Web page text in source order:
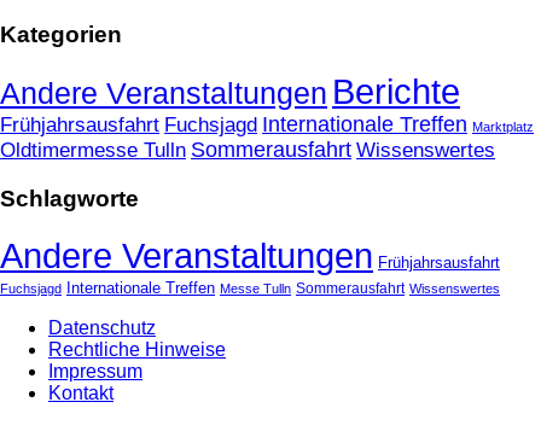
Kategorien
Andere Veranstaltungen Berichte
Frühjahrsausfahrt Fuchsjagd Internationale Treffen Marktplatz
Oldtimermesse Tulln Sommerausfahrt Wissenswertes
Schlagworte
Andere Veranstaltungen Frühjahrsausfahrt
Fuchsjagd Internationale Treffen Messe Tulln Sommerausfahrt Wissenswertes
Datenschutz
Rechtliche Hinweise
Impressum
Kontakt